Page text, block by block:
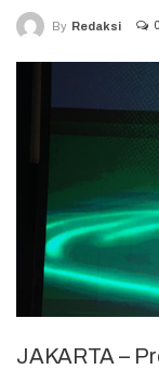
By Redaksi 0
JAKARTA –